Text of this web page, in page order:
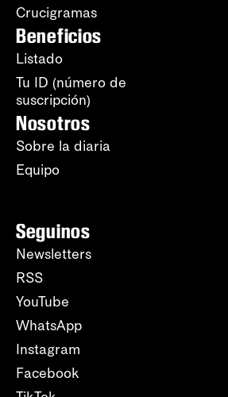
Crucigramas
Beneficios
Listado
Tu ID (número de
suscripción)
Nosotros
Sobre la diaria
Equipo
Seguinos
Newsletters
RSS
YouTube
WhatsApp
Instagram
Facebook